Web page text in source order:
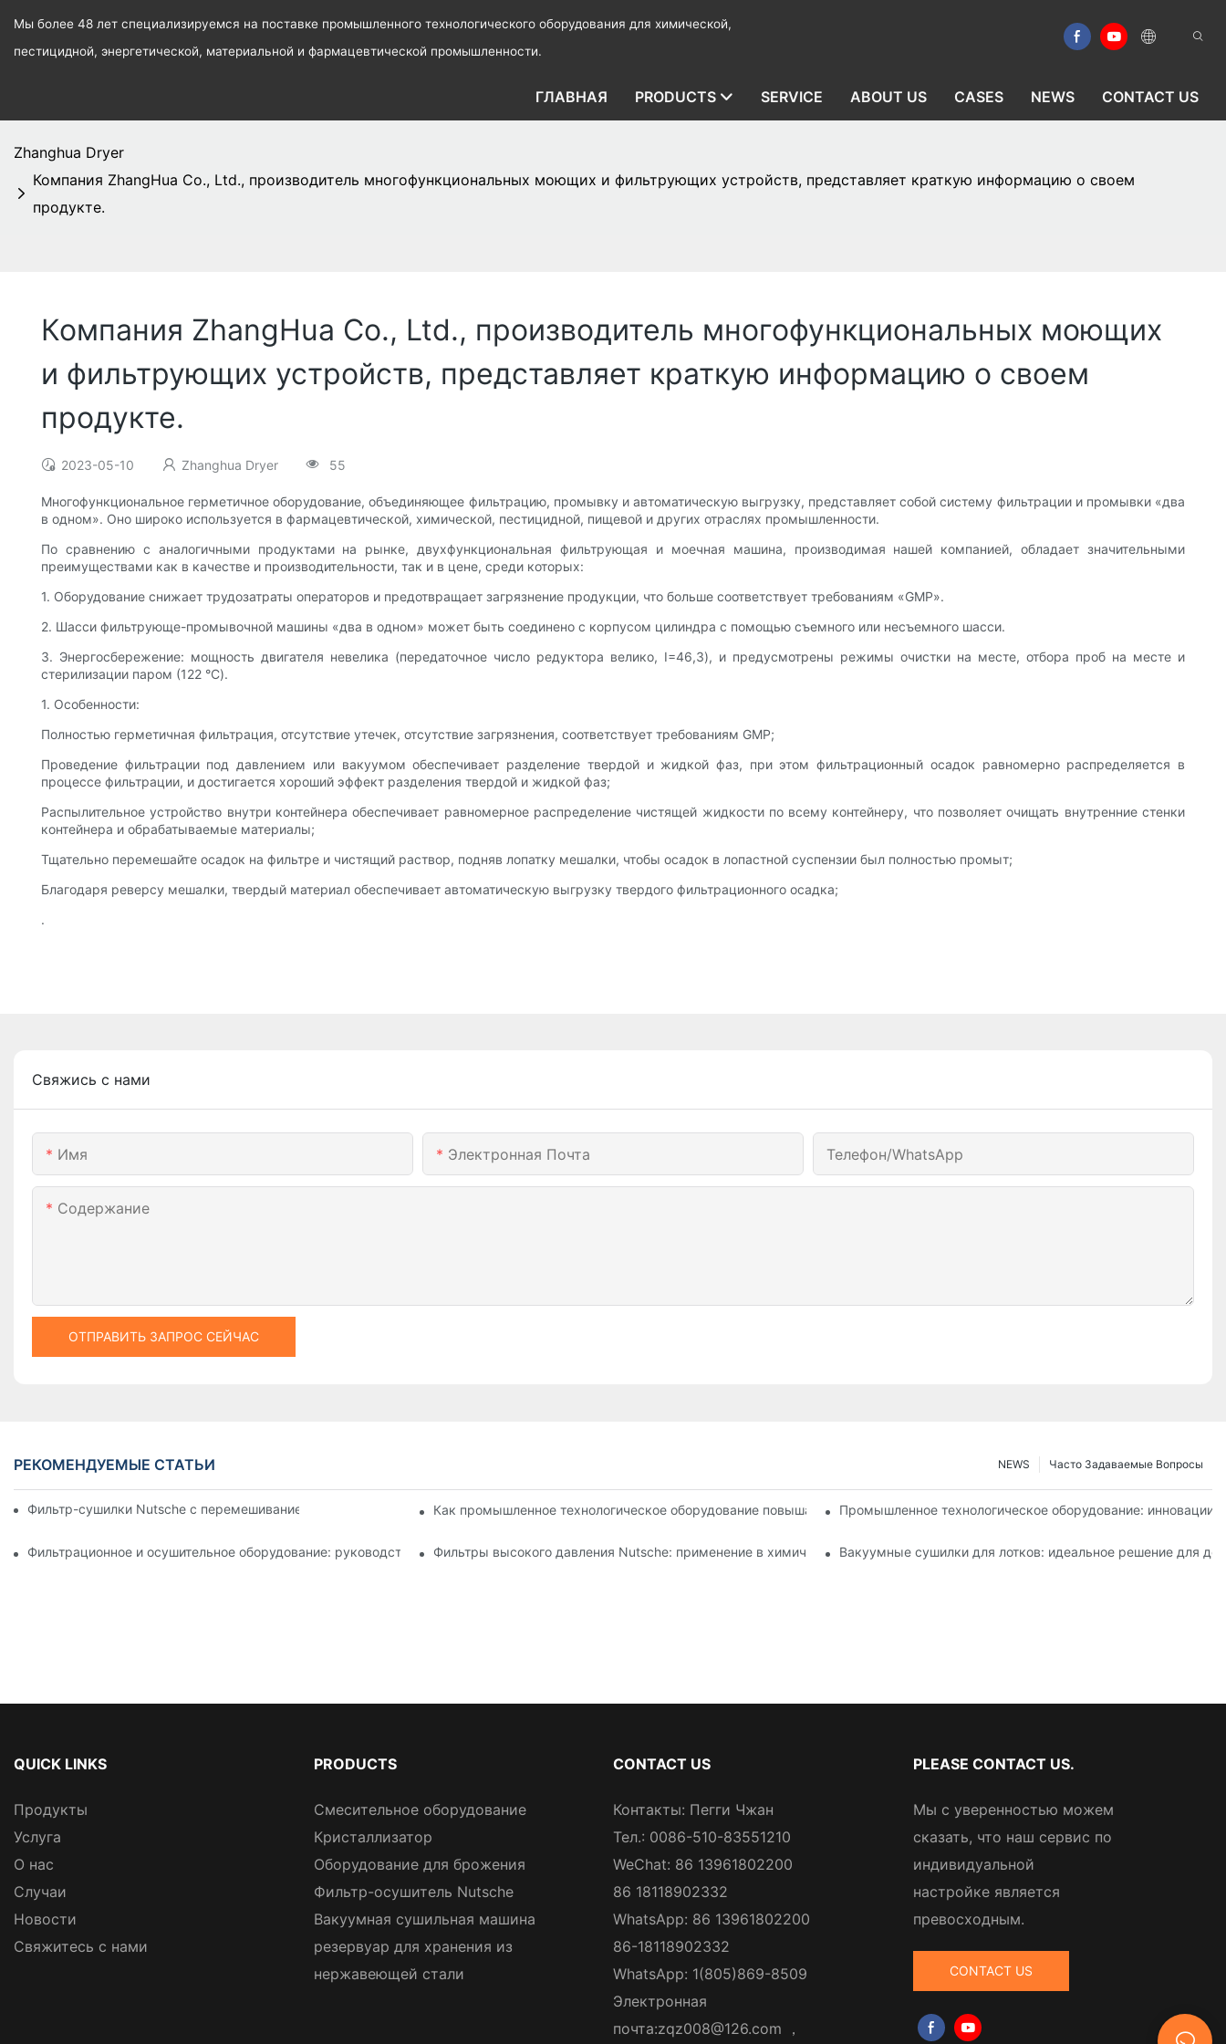
Мы более 48 лет специализируемся на поставке промышленного технологического оборудования для химической,
пестицидной, энергетической, материальной и фармацевтической промышленности.
ГЛАВНАЯ PRODUCTS SERVICE ABOUT US CASES NEWS CONTACT US
Zhanghua Dryer
Компания ZhangHua Co., Ltd., производитель многофункциональных моющих и фильтрующих устройств, представляет краткую информацию о своем
продукте.
Компания ZhangHua Co., Ltd., производитель многофункциональных моющих
и фильтрующих устройств, представляет краткую информацию о своем
продукте.
2023-05-10 Zhanghua Dryer 55
Многофункциональное герметичное оборудование, объединяющее фильтрацию, промывку и автоматическую выгрузку, представляет собой систему фильтрации и промывки «два
в одном». Оно широко используется в фармацевтической, химической, пестицидной, пищевой и других отраслях промышленности.
По сравнению с аналогичными продуктами на рынке, двухфункциональная фильтрующая и моечная машина, производимая нашей компанией, обладает значительными
преимуществами как в качестве и производительности, так и в цене, среди которых:
1. Оборудование снижает трудозатраты операторов и предотвращает загрязнение продукции, что больше соответствует требованиям «GMP».
2. Шасси фильтрующе-промывочной машины «два в одном» может быть соединено с корпусом цилиндра с помощью съемного или несъемного шасси.
3. Энергосбережение: мощность двигателя невелика (передаточное число редуктора велико, I=46,3), и предусмотрены режимы очистки на месте, отбора проб на месте и
стерилизации паром (122 °C).
1. Особенности:
Полностью герметичная фильтрация, отсутствие утечек, отсутствие загрязнения, соответствует требованиям GMP;
Проведение фильтрации под давлением или вакуумом обеспечивает разделение твердой и жидкой фаз, при этом фильтрационный осадок равномерно распределяется в
процессе фильтрации, и достигается хороший эффект разделения твердой и жидкой фаз;
Распылительное устройство внутри контейнера обеспечивает равномерное распределение чистящей жидкости по всему контейнеру, что позволяет очищать внутренние стенки
контейнера и обрабатываемые материалы;
Тщательно перемешайте осадок на фильтре и чистящий раствор, подняв лопатку мешалки, чтобы осадок в лопастной суспензии был полностью промыт;
Благодаря реверсу мешалки, твердый материал обеспечивает автоматическую выгрузку твердого фильтрационного осадка;
.
Свяжись с нами
Имя Электронная Почта Телефон/WhatsApp
Содержание
ОТПРАВИТЬ ЗАПРОС СЕЙЧАС
РЕКОМЕНДУЕМЫЕ СТАТЬИ Часто Задаваемые Вопросы
NEWS
Фильтр-сушилки Nutsche с перемешиванием против других методов сушки: сравнение.Как промышленное технологическое оборудование повышает эффективность производства
Промышленное технологическое оборудование:
Фильтрационное и осушительное оборудование: руководство по выбору и использованию.Фильтры высокого давления Nutsche: применение в химической и пищевой промышленности.
Вакуумные сушилки для лотков: идеальное решение для
QUICK LINKS
Продукты
Услуга
О нас
Случаи
Новости
Свяжитесь с нами
PRODUCTS
Смесительное оборудование
Кристаллизатор
Оборудование для брожения
Фильтр-осушитель Nutsche
Вакуумная сушильная машина
резервуар для хранения из
нержавеющей стали
CONTACT US
Контакты: Пегги Чжан
Тел.: 0086-510-83551210
WeChat: 86 13961802200
86 18118902332
WhatsApp: 86 13961802200
86-18118902332
WhatsApp: 1(805)869-8509
Электронная
почта:zqz008@126.com ，
PLEASE CONTACT US.
Мы с уверенностью можем
сказать, что наш сервис по
индивидуальной
настройке является
превосходным.
CONTACT US